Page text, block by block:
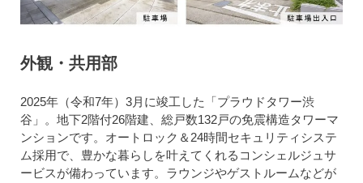
外観・共用部
2025年（令和7年）3月に竣工した「プラウドタワー渋
谷」。地下2階付26階建、総戸数132戸の免震構造タワーマ
ンションです。オートロック＆24時間セキュリティシステ
ム採用で、豊かな暮らしを叶えてくれるコンシェルジュサ
ービスが備わっています。ラウンジやゲストルームなどが